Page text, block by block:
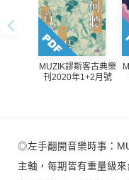
MUZIK謬斯客古典樂
刊2020年1+2月號
◎左手翻開音樂時事：
主軸，每期皆有重量級